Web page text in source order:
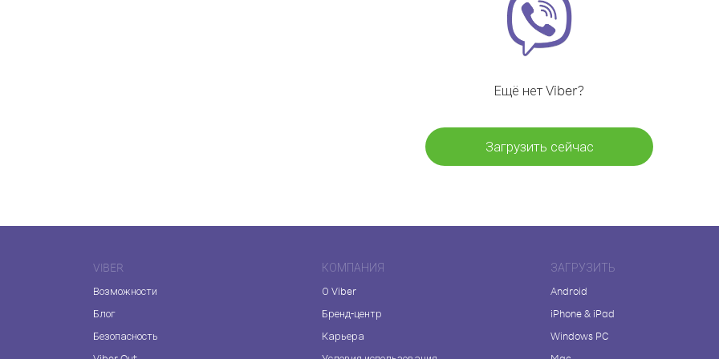
Ещё нет Viber?
Загрузить сейчас
VIBER
Возможности
Блог
Безопасность
КОМПАНИЯ
О Viber
Бренд-центр
Карьера
ЗАГРУЗИТЬ
Android
iPhone & iPad
Windows PC